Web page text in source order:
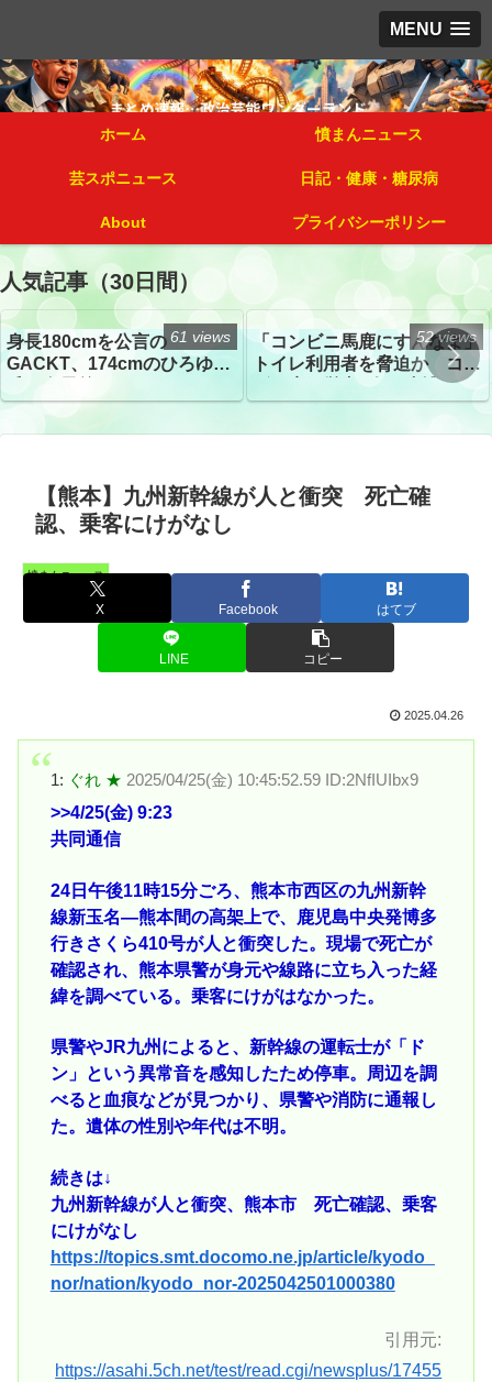
MENU
ホーム 憤まんニュース
芸スポニュース 日記・健康・糖尿病
About プライバシーポリシー
人気記事（30日間）
身長180cmを公言の
GACKT、174cmのひろゆき
トざわつき イベントでの写
真が話題
61 views
「コンビニ馬鹿にすんなよ」
トイレ利用者を脅迫か コン
52 views
【熊本】九州新幹線が人と衝突 死亡確
認、乗客にけがなし
憤まんニュース
X Facebook はてブ
LINE コピー
2025.04.26
1: ぐれ ★ 2025/04/25(金) 10:45:52.59 ID:2NfIUIbx9
>>4/25(金) 9:23
共同通信
24日午後11時15分ごろ、熊本市西区の九州新幹
線新玉名―熊本間の高架上で、鹿児島中央発博多
行きさくら410号が人と衝突した。現場で死亡が
確認され、熊本県警が身元や線路に立ち入った経
緯を調べている。乗客にけがはなかった。
県警やJR九州によると、新幹線の運転士が「ド
ン」という異常音を感知したため停車。周辺を調
べると血痕などが見つかり、県警や消防に通報し
た。遺体の性別や年代は不明。
続きは↓
九州新幹線が人と衝突、熊本市 死亡確認、乗客
にけがなし
https://topics.smt.docomo.ne.jp/article/kyodo_
nor/nation/kyodo_nor-2025042501000380
引用元:
https://asahi.5ch.net/test/read.cgi/newsplus/17455